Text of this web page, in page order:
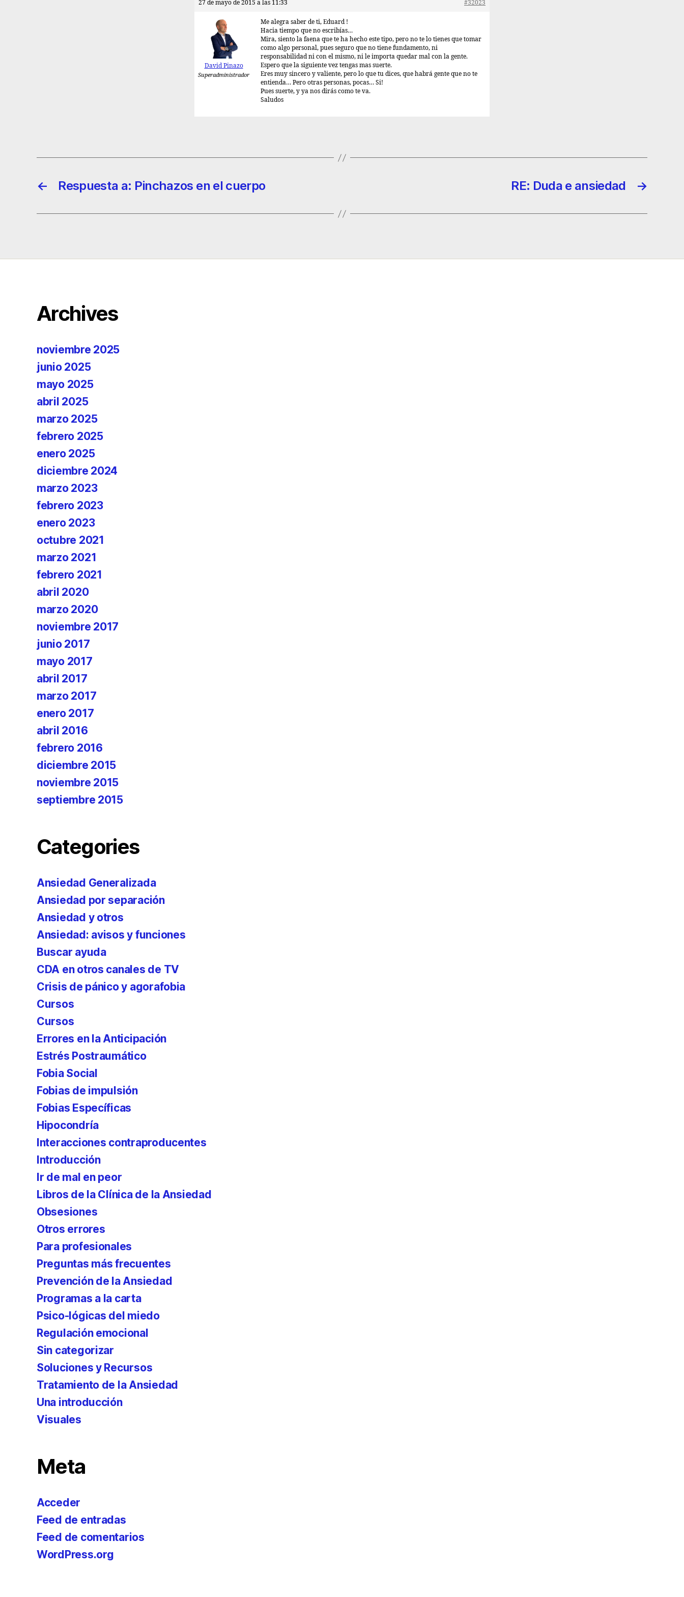
27 de mayo de 2015 a las 11:33 #32023
David Pinazo
Superadministrador
Me alegra saber de ti, Eduard !
Hacia tiempo que no escribías…
Mira, siento la faena que te ha hecho este tipo, pero no te lo tienes que tomar
como algo personal, pues seguro que no tiene fundamento, ni
responsabilidad ni con el mismo, ni le importa quedar mal con la gente.
Espero que la siguiente vez tengas mas suerte.
Eres muy sincero y valiente, pero lo que tu dices, que habrá gente que no te
entienda… Pero otras personas, pocas… Si!
Pues suerte, y ya nos dirás como te va.
Saludos
← Respuesta a: Pinchazos en el cuerpo →
RE: Duda e ansiedad
Archives
noviembre 2025
junio 2025
mayo 2025
abril 2025
marzo 2025
febrero 2025
enero 2025
diciembre 2024
marzo 2023
febrero 2023
enero 2023
octubre 2021
marzo 2021
febrero 2021
abril 2020
marzo 2020
noviembre 2017
junio 2017
mayo 2017
abril 2017
marzo 2017
enero 2017
abril 2016
febrero 2016
diciembre 2015
noviembre 2015
septiembre 2015
Categories
Ansiedad Generalizada
Ansiedad por separación
Ansiedad y otros
Ansiedad: avisos y funciones
Buscar ayuda
CDA en otros canales de TV
Crisis de pánico y agorafobia
Cursos
Cursos
Errores en la Anticipación
Estrés Postraumático
Fobia Social
Fobias de impulsión
Fobias Específicas
Hipocondría
Interacciones contraproducentes
Introducción
Ir de mal en peor
Libros de la Clínica de la Ansiedad
Obsesiones
Otros errores
Para profesionales
Preguntas más frecuentes
Prevención de la Ansiedad
Programas a la carta
Psico-lógicas del miedo
Regulación emocional
Sin categorizar
Soluciones y Recursos
Tratamiento de la Ansiedad
Una introducción
Visuales
Meta
Acceder
Feed de entradas
Feed de comentarios
WordPress.org